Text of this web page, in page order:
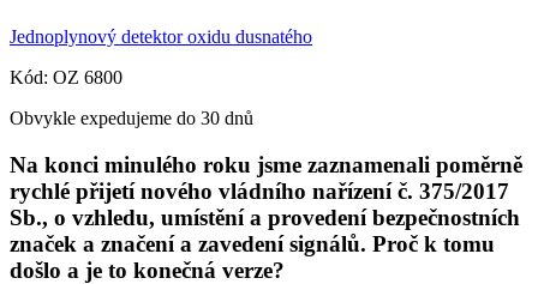
Jednoplynový detektor oxidu dusnatého
Kód: OZ 6800
Obvykle expedujeme do 30 dnů
Na konci minulého roku jsme zaznamenali poměrně
rychlé přijetí nového vládního nařízení č. 375/2017
Sb., o vzhledu, umístění a provedení bezpečnostních
značek a značení a zavedení signálů. Proč k tomu
došlo a je to konečná verze?